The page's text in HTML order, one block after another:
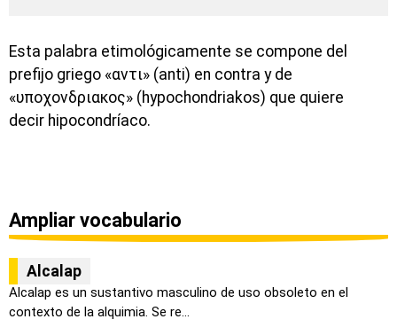
Esta palabra etimológicamente se compone del
prefijo griego «αντι» (anti) en contra y de
«υποχονδριακος» (hypochondriakos) que quiere
decir hipocondríaco.
Ampliar vocabulario
Alcalap
Alcalap es un sustantivo masculino de uso obsoleto en el
contexto de la alquimia. Se re...